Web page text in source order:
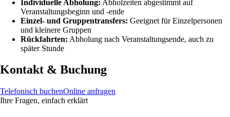
Individuelle Abholung: Abholzeiten abgestimmt auf
Veranstaltungsbeginn und -ende
Einzel- und Gruppentransfers: Geeignet für Einzelpersonen
und kleinere Gruppen
Rückfahrten: Abholung nach Veranstaltungsende, auch zu
später Stunde
Kontakt & Buchung
Telefonisch buchenOnline anfragen
Ihre Fragen, einfach erklärt